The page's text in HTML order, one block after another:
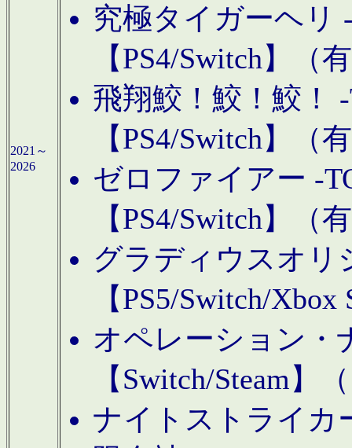
2021～
2026
究極タイガーヘリ
【PS4/Switch】（
飛翔鮫！鮫！鮫！
【PS4/Switch】（
ゼロファイアー -
【PS4/Switch】（
グラディウスオリ
【PS5/Switch/
オペレーション・
【Switch/Steam】
ナイトストライカ